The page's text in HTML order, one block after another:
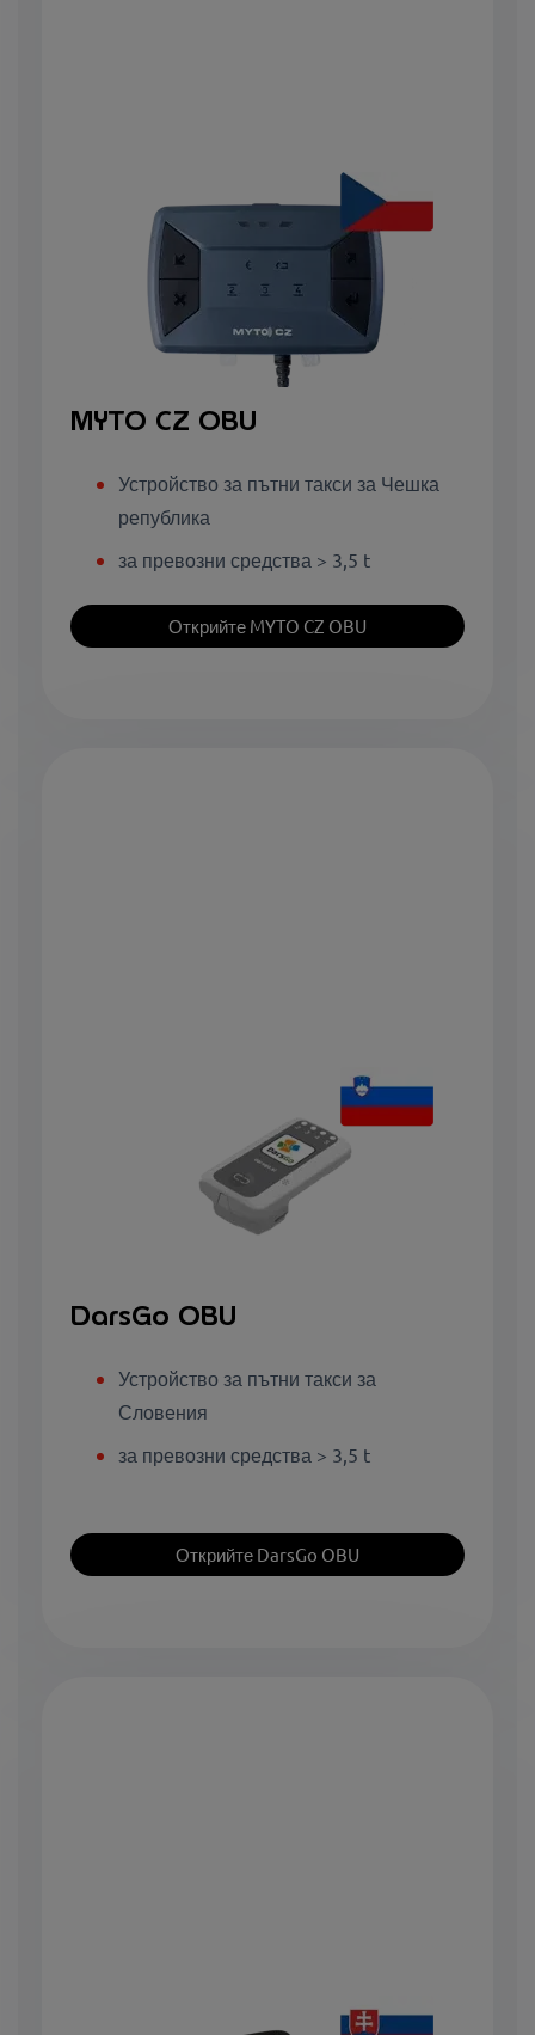
MYTO CZ OBU
Устройство за пътни такси за Чешка
република
за превозни средства > 3,5 t
Открийте MYTO CZ OBU
DarsGo OBU
Устройство за пътни такси за
Словения
за превозни средства > 3,5 t
Открийте DarsGo OBU